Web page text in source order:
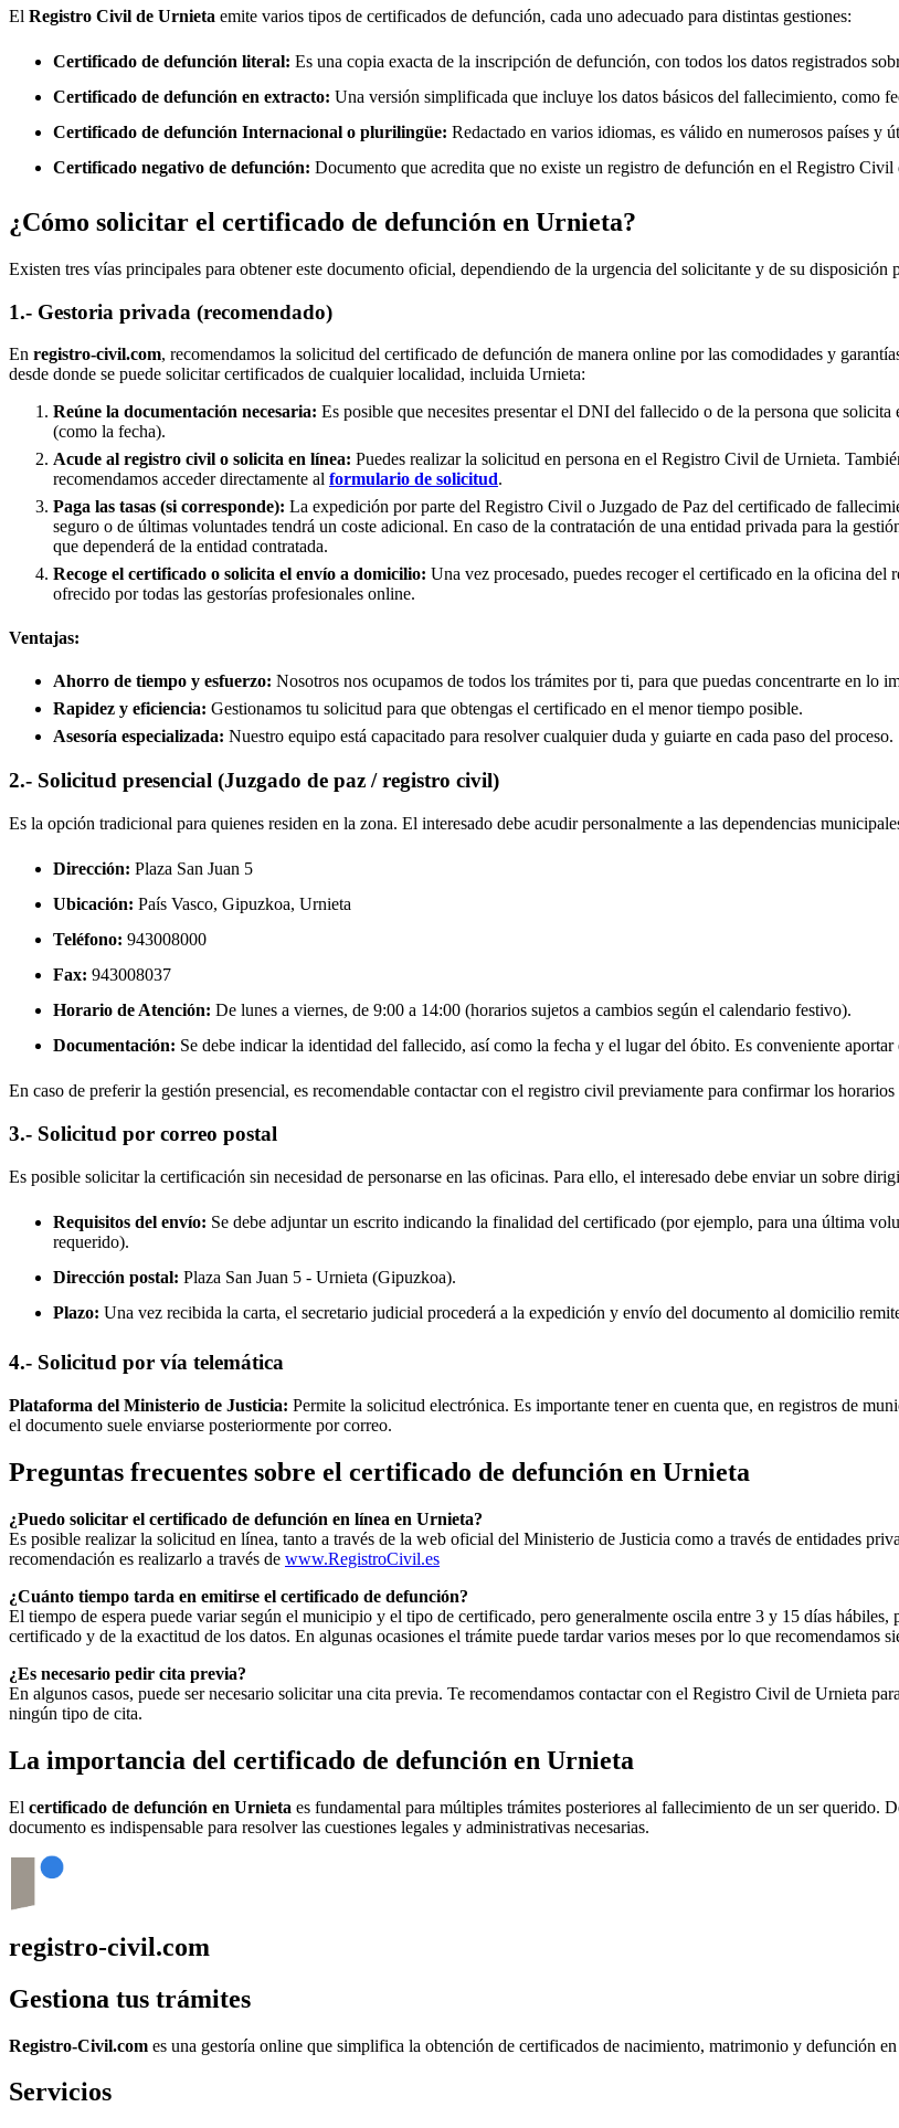
El Registro Civil de Urnieta emite varios tipos de certificados de defunción, cada uno adecuado para distintas gestiones:
Certificado de defunción literal: Es una copia exacta de la inscripción de defunción, con todos los datos registrados
Certificado de defunción en extracto: Una versión simplificada que incluye los datos básicos del fallecimiento, como
Certificado de defunción Internacional o plurilingüe: Redactado en varios idiomas, es válido en numerosos países y
Certificado negativo de defunción: Documento que acredita que no existe un registro de defunción en el Registro Civil
¿Cómo solicitar el certificado de defunción en Urnieta?
Existen tres vías principales para obtener este documento oficial, dependiendo de la urgencia del solicitante y de su disposición
1.- Gestoria privada (recomendado)
En registro-civil.com, recomendamos la solicitud del certificado de defunción de manera online por las comodidades y
desde donde se puede solicitar certificados de cualquier localidad, incluida Urnieta:
Reúne la documentación necesaria: Es posible que necesites presentar el DNI del fallecido o de la persona que
(como la fecha).
Acude al registro civil o solicita en línea: Puedes realizar la solicitud en persona en el Registro Civil de Urnieta.
recomendamos acceder directamente al formulario de solicitud.
Paga las tasas (si corresponde): La expedición por parte del Registro Civil o Juzgado de Paz del certificado de
seguro o de últimas voluntades tendrá un coste adicional. En caso de la contratación de una entidad privada para la
que dependerá de la entidad contratada.
Recoge el certificado o solicita el envío a domicilio: Una vez procesado, puedes recoger el certificado en la oficina del
ofrecido por todas las gestorías profesionales online.
Ventajas:
Ahorro de tiempo y esfuerzo: Nosotros nos ocupamos de todos los trámites por ti, para que puedas concentrarte en lo
Rapidez y eficiencia: Gestionamos tu solicitud para que obtengas el certificado en el menor tiempo posible.
Asesoría especializada: Nuestro equipo está capacitado para resolver cualquier duda y guiarte en cada paso del proceso.
2.- Solicitud presencial (Juzgado de paz / registro civil)
Es la opción tradicional para quienes residen en la zona. El interesado debe acudir personalmente a las dependencias
Dirección: Plaza San Juan 5
Ubicación: País Vasco, Gipuzkoa, Urnieta
Teléfono: 943008000
Fax: 943008037
Horario de Atención: De lunes a viernes, de 9:00 a 14:00 (horarios sujetos a cambios según el calendario festivo).
Documentación: Se debe indicar la identidad del fallecido, así como la fecha y el lugar del óbito. Es conveniente
En caso de preferir la gestión presencial, es recomendable contactar con el registro civil previamente para confirmar los
3.- Solicitud por correo postal
Es posible solicitar la certificación sin necesidad de personarse en las oficinas. Para ello, el interesado debe enviar un sobre
Requisitos del envío: Se debe adjuntar un escrito indicando la finalidad del certificado (por ejemplo, para una última
requerido).
Dirección postal: Plaza San Juan 5 - Urnieta (Gipuzkoa).
Plazo: Una vez recibida la carta, el secretario judicial procederá a la expedición y envío del documento al domicilio
4.- Solicitud por vía telemática
Plataforma del Ministerio de Justicia: Permite la solicitud electrónica. Es importante tener en cuenta que, en registros de
el documento suele enviarse posteriormente por correo.
Preguntas frecuentes sobre el certificado de defunción en Urnieta
¿Puedo solicitar el certificado de defunción en línea en Urnieta?
Es posible realizar la solicitud en línea, tanto a través de la web oficial del Ministerio de Justicia como a través de entidades
recomendación es realizarlo a través de www.RegistroCivil.es
¿Cuánto tiempo tarda en emitirse el certificado de defunción?
El tiempo de espera puede variar según el municipio y el tipo de certificado, pero generalmente oscila entre 3 y 15 días
certificado y de la exactitud de los datos. En algunas ocasiones el trámite puede tardar varios meses por lo que recomendamos
¿Es necesario pedir cita previa?
En algunos casos, puede ser necesario solicitar una cita previa. Te recomendamos contactar con el Registro Civil de Urnieta
ningún tipo de cita.
La importancia del certificado de defunción en Urnieta
El certificado de defunción en Urnieta es fundamental para múltiples trámites posteriores al fallecimiento de un ser querido.
documento es indispensable para resolver las cuestiones legales y administrativas necesarias.
registro-civil.com
Gestiona tus trámites
Registro-Civil.com es una gestoría online que simplifica la obtención de certificados de nacimiento, matrimonio y defunción
Servicios